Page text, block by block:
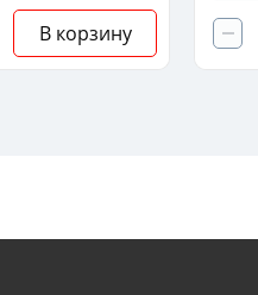
В корзину